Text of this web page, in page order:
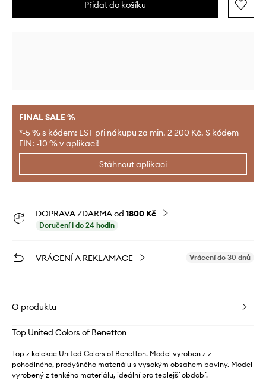
Přidat do košíku
FINAL SALE %
*-5 % s kódem: LST při nákupu za min. 2 200 Kč. S kódem
FIN: -10 % v aplikaci!
Stáhnout aplikaci
DOPRAVA ZDARMA od 1800 Kč
Doručení i do 24 hodin
VRÁCENÍ A REKLAMACE Vrácení do 30 dnů
O produktu
Top United Colors of Benetton
Top z kolekce United Colors of Benetton. Model vyroben z z
pohodlného, prodyšného materiálu s vysokým obsahem bavlny. Model
vyrobený z tenkého materiálu, ideální pro teplejší období.